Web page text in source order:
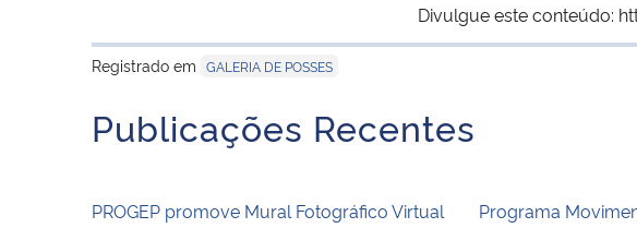
Divulgue este conteúdo:
Registrado em GALERIA DE POSSES
Publicações Recentes
PROGEP promove Mural Fotográfico Virtual
Programa